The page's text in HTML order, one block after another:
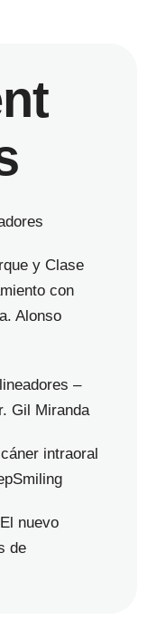
y Clase
con
Alonso
–
Gil Miranda
intraoral
nuevo
de